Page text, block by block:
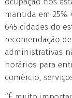
mantida em
645 cidades do
recomendação
administrativas
horários para
comércio,